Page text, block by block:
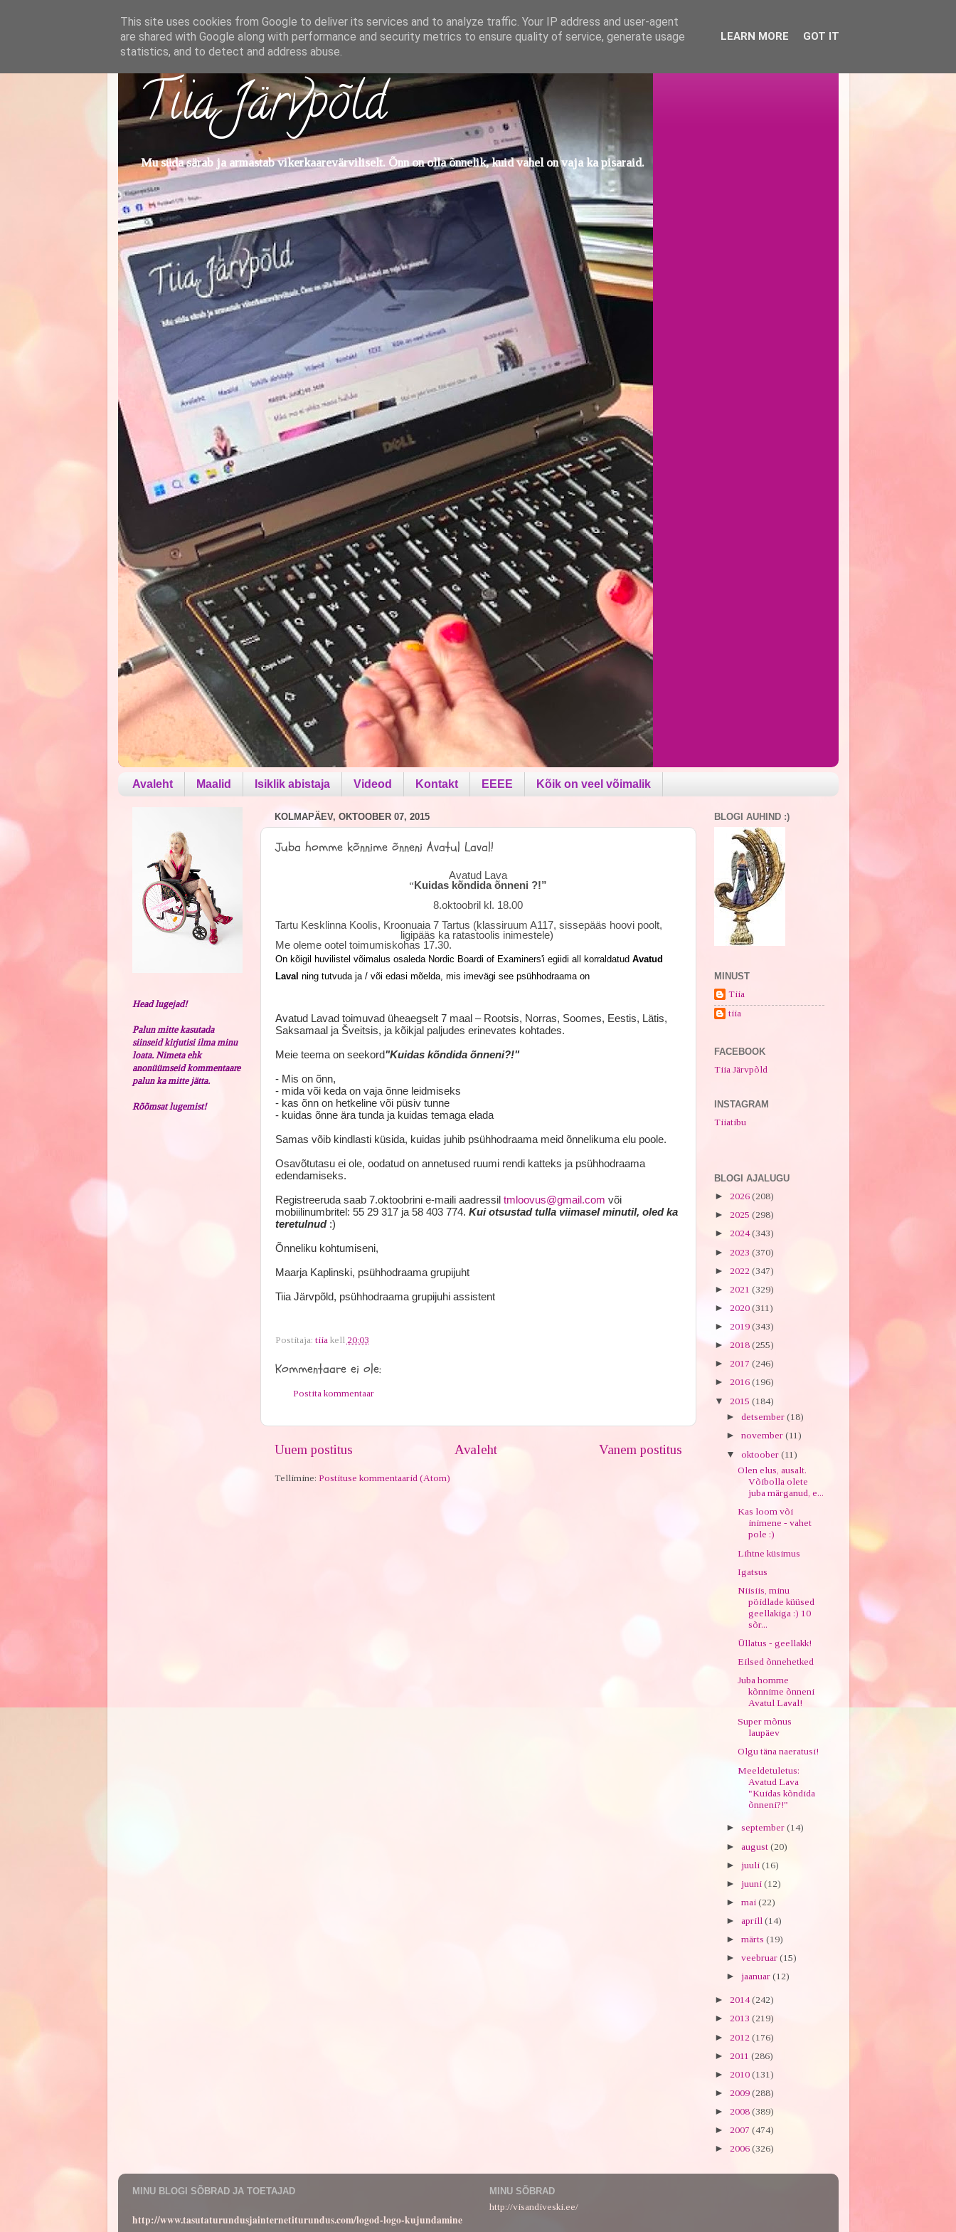
Tiia Järvpõld
Mu süda särab ja armastab vikerkaarevärviliselt. Õnn on olla õnnelik, kuid vahel on vaja ka pisaraid.
Avaleht Maalid Isiklik abistaja Videod Kontakt EEEE Kõik on veel võimalik
KOLMAPÄEV, OKTOOBER 07, 2015
Juba homme kõnnime õnneni Avatul Laval!
Avatud Lava
“Kuidas kõndida õnneni ?!”
8.oktoobril kl. 18.00
Tartu Kesklinna Koolis, Kroonuaia 7 Tartus (klassiruum A117, sissepääs hoovi poolt,
ligipääs ka ratastoolis inimestele)
Me oleme ootel toimumiskohas 17.30.
Onkõigil huvilistel võimalus osaleda Nordic Boardi of Examiners'i egiidi all korraldatud Avatud
Laval ning tutvuda ja / või edasi mõelda, mis imevägi see psühhodraama on
Avatud Lavad toimuvad üheaegselt 7 maal – Rootsis, Norras, Soomes, Eestis, Lätis,
Saksamaal ja Šveitsis, ja kõikjal paljudes erinevates kohtades.
Meie teema on seekord"Kuidas kõndida õnneni?!"
- Mis on õnn,
- mida või keda on vaja õnne leidmiseks
- kas õnn on hetkeline või püsiv tunne
- kuidas õnne ära tunda ja kuidas temaga elada
Samas võib kindlasti küsida, kuidas juhib psühhodraama meid õnnelikuma elu poole.
Osavõtutasu ei ole, oodatud on annetused ruumi rendi katteks ja psühhodraama
edendamiseks.
Registreeruda saab 7.oktoobrini e-maili aadressil tmloovus@gmail.com või
mobiilinumbritel: 55 29 317 ja 58 403 774. Kui otsustad tulla viimasel minutil, oled ka
teretulnud:)
Õnneliku kohtumiseni,
Maarja Kaplinski, psühhodraama grupijuht
Tiia Järvpõld, psühhodraama grupijuhi assistent
Postitaja: tiia kell 20:03
Kommentaare ei ole:
Postita kommentaar
Uuem postitus Vanem postitus
Avaleht
Tellimine: Postituse kommentaarid (Atom)
Head lugejad!
Palun mitte kasutada
siinseid kirjutisi ilma minu
loata. Nimeta ehk
anonüümseid kommentaare
palun ka mitte jätta.
Rõõmsat lugemist!
BLOGI AUHIND :)
MINUST
Tiia
tiia
FACEBOOK
Tiia Järvpõld
INSTAGRAM
Tiiatibu
BLOGI AJALUGU
► 2026 (208)
► 2025 (298)
► 2024(343)
► 2023 (370)
► 2022 (347)
► 2021 (329)
► 2020 (311)
► 2019 (343)
► 2018 (255)
► 2017 (246)
► 2016 (196)
▼ 2015 (184)
► detsember (18)
► november (11)
▼ oktoober (11)
Olen elus, ausalt.
Võibolla olete
juba märganud, e...
Kas loom või
inimene - vahet
pole :)
Lihtne küsimus
Igatsus
Niisiis, minu
pöidlade küüsed
geellakiga :) 10
sõr...
Üllatus - geellakk!
Eilsed õnnehetked
Juba homme
kõnnime õnneni
Avatul Laval!
Super mõnus
laupäev
Olgu täna naeratusi!
Meeldetuletus:
Avatud Lava
"Kuidas kõndida
õnneni?!"
► september (14)
► august (20)
► juuli (16)
► juuni (12)
► mai (22)
► aprill (14)
► märts (19)
► veebruar (15)
► jaanuar (12)
► 2014(242)
► 2013 (219)
► 2012 (176)
► 2011 (286)
► 2010 (131)
► 2009 (288)
► 2008 (389)
► 2007 (474)
► 2006 (326)
MINU BLOGI SÕBRAD JA TOETAJAD
http://www.tasutaturundusjainternetiturundus.com/logod-logo-kujundamine
MINU SÕBRAD
http://visandiveski.ee/
This site uses cookies from Google to deliver its services and to analyze traffic. Your IP address and user-agent
are shared with Google along with performance and security metrics to ensure quality of service, generate usage
statistics, and to detect and address abuse.
LEARN MORE GOT IT